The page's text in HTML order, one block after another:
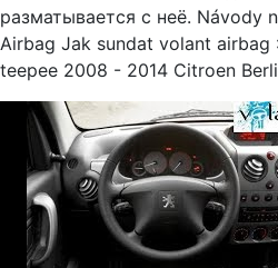
разматывается с неё. Návody
Airbag Jak sundat volant airbag
teepee 2008 - 2014 Citroen